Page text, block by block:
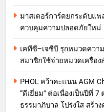
มาสเตอร์การ์ดยกระดับแ
ควบคุมความปลอดภัยใหม่
เคทีซี–เจซีบี รุกหมวดควา
สมาชิกใช้จ่ายหมวดเครื่อง
PHOL คว้าคะแนน AGM
“ดีเยี่ยม” ต่อเนื่องเป็นปีที่
ธรรมาภิบาล โปร่งใส สร้า